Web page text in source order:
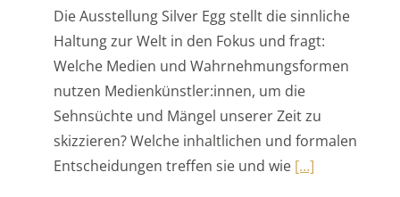
nutzen Medienkünstler:innen, um die
Sehnsüchte und Mängel unserer Zeit zu
skizzieren? Welche inhaltlichen und formalen
Entscheidungen treffen sie und wie[…]
AUSSTELLUNGEN